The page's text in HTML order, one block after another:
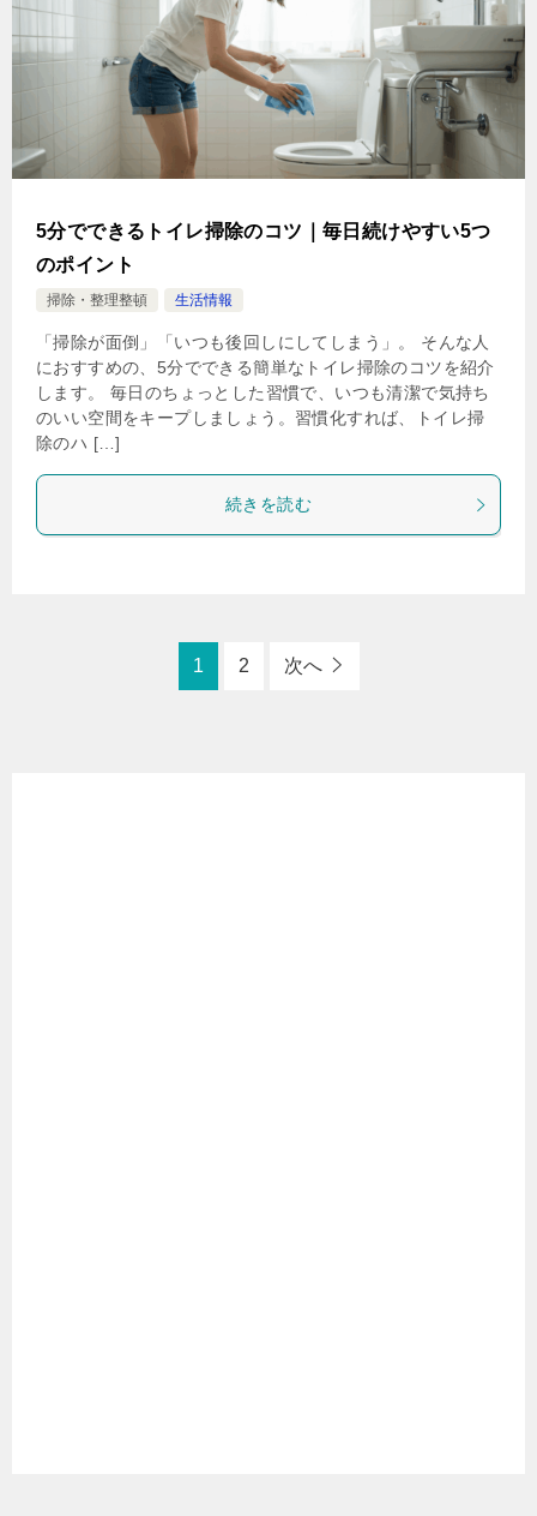
5分でできるトイレ掃除のコツ｜毎日続けやすい5つ
のポイント
掃除・整理整頓 生活情報
「掃除が面倒」「いつも後回しにしてしまう」。 そんな人
におすすめの、5分でできる簡単なトイレ掃除のコツを紹介
します。 毎日のちょっとした習慣で、いつも清潔で気持ち
のいい空間をキープしましょう。習慣化すれば、トイレ掃
除のハ […]
続きを読む
1 2 次へ